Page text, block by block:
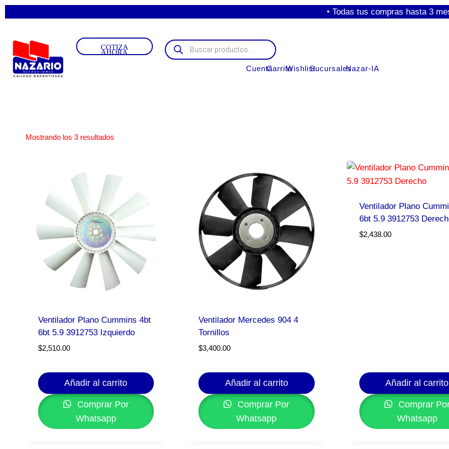
• Todas tus compras hasta 3
COTIZA
AHORA
CuentaCarritoWishlistSucursalesNazar-IA
Mostrando los 3 resultados
Ventilador Plano Cummins 4bt
6bt 5.9 3912753 Izquierdo
$2,510.00
Añadir al carrito
Comprar Por
Whatsapp
Ventilador Mercedes 904 4
Tornillos
$3,400.00
Añadir al carrito
Comprar Por
Whatsapp
Ventilador Plano
6bt 5.9 3912753
$2,438.00
Añadir al carrito
Comprar
Whatsapp